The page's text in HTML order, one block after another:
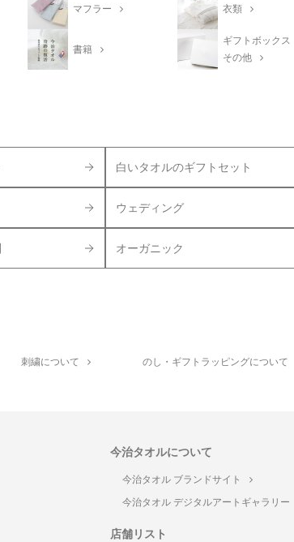
マフラー 衣類
書籍
ギフトボックス
その他
白いタオルのギフトセット
ウェディング
オーガニック
刺繍について のし・ギフトラッピングについて
今治タオルについて
今治タオル ブランドサイト
今治タオル デジタルアートギャラリー
店舗リスト